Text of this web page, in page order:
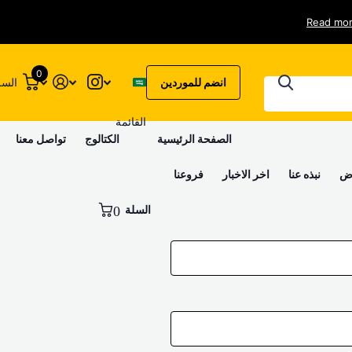
Read
انضم للموردين
القائمة
0
الصفحة الرئيسية
الكتالوج تواصل معنا
نبذه عنا اخر الاخبار فروعنا
السلة 0